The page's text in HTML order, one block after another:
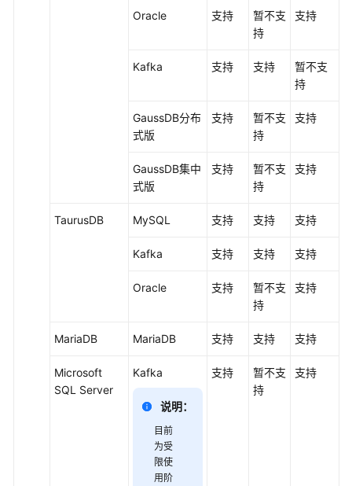
Oracle 支持
暂不支
持
支持
Kafka 支持 支持
暂不支
持
GaussDB分布
式版
支持
暂不支
持
支持
GaussDB集中
式版
支持
暂不支
持
支持
TaurusDB MySQL 支持 支持 支持
Kafka 支持 支持 支持
Oracle 支持
暂不支
持
支持
MariaDB MariaDB 支持 支持 支持
Microsoft
SQL Server
Kafka
说明：
目前
为受
限使
用阶
支持
暂不支
持
支持